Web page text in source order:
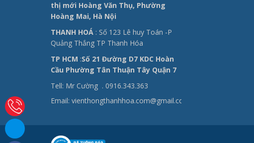
thị mới Hoàng Văn Thụ, Phường
Hoàng Mai, Hà Nội
THANH HOÁ : Số 123 Lê huy Toán -P
Quảng Thắng TP Thanh Hóa
TP HCM :Số 21 Đường D7 KDC Hoàn
Cầu Phường Tân Thuận Tây Quận 7
Tell: Mr Cường . 0916.343.363
Email: vienthongthanhhoa.com@gmail.com